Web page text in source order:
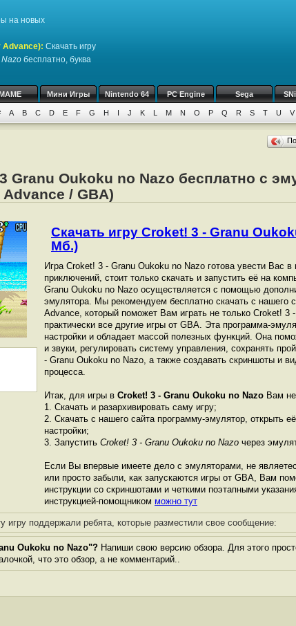
на новых
Advance): Скачать игру
Nazo бесплатно, буква
Мини Игры Nintendo 64 PC Engine Sega
A B C D E F G H I J K L M N O P Q R S T U V
Granu Oukoku no Nazo бесплатно с
/ GBA)
Скачать игру Croket! 3 - Granu
Мб.)
Игра Croket! 3 - Granu Oukoku no Nazo готова увести Вас
приключений, стоит только скачать и запустить её на
Granu Oukoku no Nazo осуществляется с помощью
эмулятора. Мы рекомендуем бесплатно скачать с нашего
Advance, который поможет Вам играть не только Croket! 3
практически все другие игры от GBА. Эта программа-
настройки и обладает массой полезных функций. Она
и звуки, регулировать систему управления, сохранять
- Granu Oukoku no Nazo, а также создавать скриншоты и
процесса.
Итак, для игры в Croket! 3 - Granu Oukoku no Nazo Вам
1. Скачать и разархивировать саму игру;
2. Скачать с нашего сайта программу-эмулятор, открыть
настройки;
3. Запустить Croket! 3 - Granu Oukoku no Nazo через
Если Вы впервые имеете дело с эмуляторами, не
или просто забыли, как запускаются игры от GBА, Вам
инструкции со скриншотами и четкими поэтапными
инструкцией-помощником можно тут
игру поддержали ребята, которые разместили свое сообщение:
Oukoku no Nazo"? Напиши свою версию обзора. Для этого
что это обзор, а не комментарий..